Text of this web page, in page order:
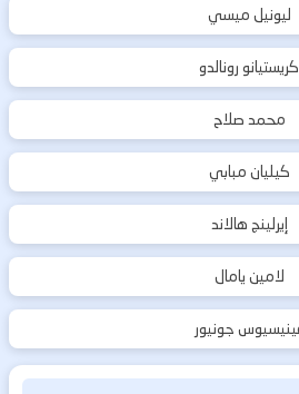
ليونيل ميسي
كريستيانو رونالدو
محمد صلاح
كيليان مبابي
إيرلينج هالاند
لامين يامال
جونيور